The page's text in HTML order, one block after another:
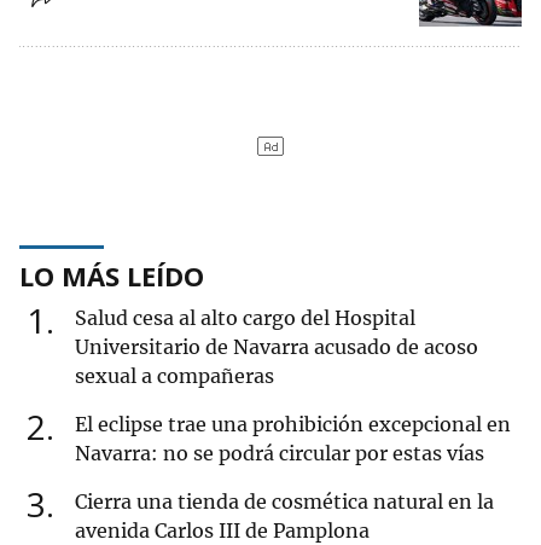
LO MÁS LEÍDO
1
Salud cesa al alto cargo del Hospital
Universitario de Navarra acusado de acoso
sexual a compañeras
2
El eclipse trae una prohibición excepcional en
Navarra: no se podrá circular por estas vías
3
Cierra una tienda de cosmética natural en la
avenida Carlos III de Pamplona